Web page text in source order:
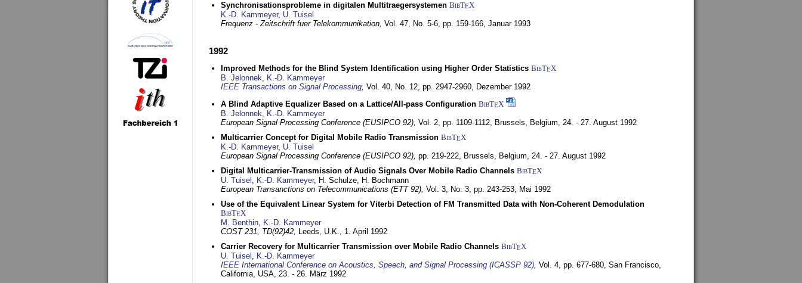
Synchronisationsprobleme in digitalen Multitraegersystemen BibTEX
K.-D. Kammeyer, U. Tuisel
Frequenz - Zeitschrift fuer Telekommunikation, Vol. 47, No. 5-6, pp. 159-166, Januar 1993
1992
Improved Methods for the Blind System Identification using Higher Order Statistics BibTEX
B. Jelonnek, K.-D. Kammeyer
IEEE Transactions on Signal Processing, Vol. 40, No. 12, pp. 2947-2960, Dezember 1992
A Blind Adaptive Equalizer Based on a Lattice/All-pass Configuration BibTEX
B. Jelonnek, K.-D. Kammeyer
European Signal Processing Conference (EUSIPCO 92), Vol. 2, pp. 1109-1112, Brussels, Belgium, 24. - 27. August 1992
Multicarrier Concept for Digital Mobile Radio Transmission BibTEX
K.-D. Kammeyer, U. Tuisel
European Signal Processing Conference (EUSIPCO 92), pp. 219-222, Brussels, Belgium, 24. - 27. August 1992
Digital Multicarrier-Transmission of Audio Signals Over Mobile Radio Channels BibTEX
U. Tuisel , K.-D. Kammeyer, H. Schulze, H. Bochmann
European Transanctions on Telecommunications (ETT 92), Vol. 3, No. 3, pp. 243-253, Mai 1992
Use of the Equivalent Linear System for Viterbi Detection of FM Transmitted Data with Non-Coherent Demodulation
BibTEX
M. Benthin, K.-D. Kammeyer
COST 231, TD(92)42, Leeds, U.K., 1. April 1992
Carrier Recovery for Multicarrier Transmission over Mobile Radio Channels BibTEX
U. Tuisel , K.-D. Kammeyer
IEEE International Conference on Acoustics, Speech, and Signal Processing (ICASSP 92), Vol. 4, pp. 677-680, San Francisco,
California, USA, 23. - 26. März 1992